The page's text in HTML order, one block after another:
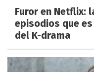
Furor en Netflix:
episodios que
del K-drama